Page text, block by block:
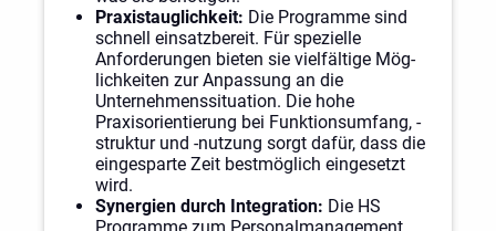
Praxistauglichkeit: Die Programme sind
schnell einsatzbereit. Für spezielle
Anforderungen bieten sie vielfältige Mög-
lichkeiten zur Anpassung an die
Unternehmenssituation. Die hohe
Praxisorientierung bei Funktionsumfang, -
struktur und -nutzung sorgt dafür, dass die
eingesparte Zeit bestmöglich eingesetzt
wird.
Synergien durch Integration: Die HS